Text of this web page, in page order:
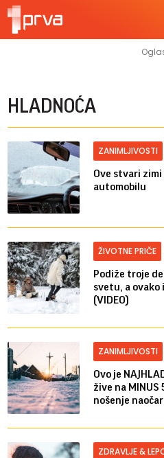
HLADNOĆA
ZANIMLJIVOSTI
Ove stvari
automobilu
ŽIVOTNE PRIČE
Podiže troje
svetu, a ovako
(VIDEO)
ZANIMLJIVOSTI
Ovo je
žive na
nošenje
ZDRAVLJE &